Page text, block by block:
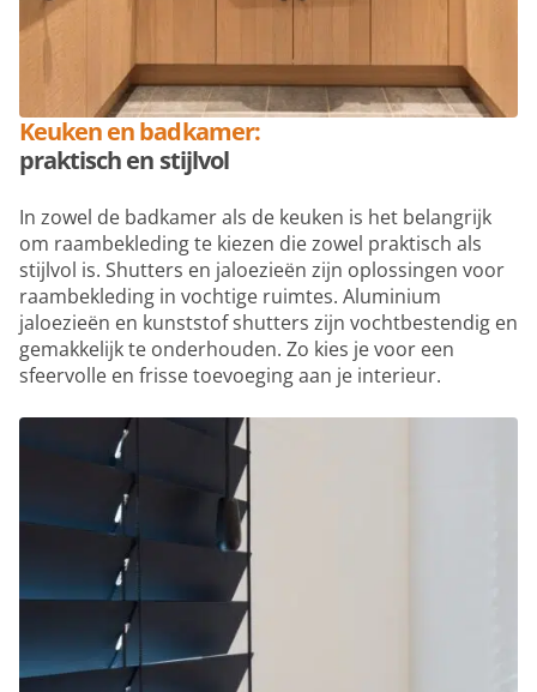
Keuken en badkamer:
praktisch en stijlvol
In zowel de badkamer als de keuken is het belangrijk
om raambekleding te kiezen die zowel praktisch als
stijlvol is. Shutters en jaloezieën zijn oplossingen voor
raambekleding in vochtige ruimtes. Aluminium
jaloezieën en kunststof shutters zijn vochtbestendig en
gemakkelijk te onderhouden. Zo kies je voor een
sfeervolle en frisse toevoeging aan je interieur.